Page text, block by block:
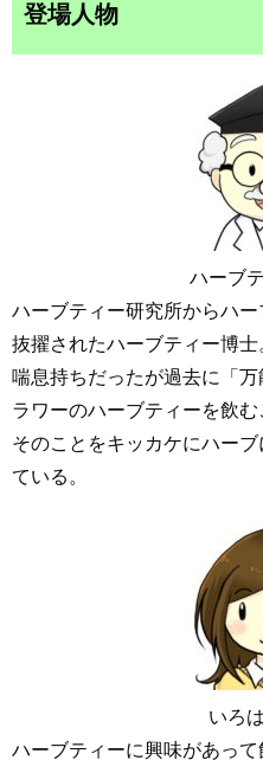
登場人物
ハーブ
ハーブティー研究所からハ
抜擢されたハーブティー博士
喘息持ちだったが過去に「
ラワーのハーブティーを飲む
そのことをキッカケにハー
ている。
いろ
ハーブティーに興味があっ